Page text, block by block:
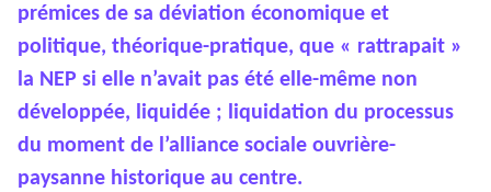
prémices de sa déviation économique et
politique, théorique-pratique, que « rattrapait »
la NEP si elle n’avait pas été elle-même non
développée, liquidée ; liquidation du processus
du moment de l’alliance sociale ouvrière-
paysanne historique au centre.